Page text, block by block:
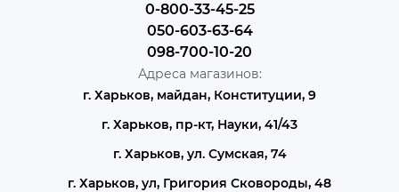
0-800-33-45-25
050-603-63-64
098-700-10-20
Адреса магазинов:
г. Харьков, майдан, Конституции, 9
г. Харьков, пр-кт, Науки, 41/43
г. Харьков, ул. Сумская, 74
г. Харьков, ул, Григория Сковороды, 48